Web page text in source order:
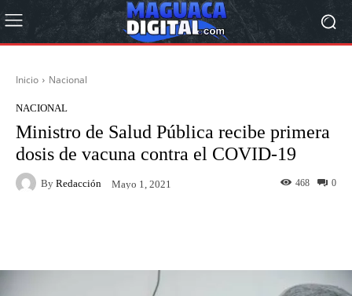
Inicio Nacional
NACIONAL
Ministro de Salud Pública recibe primera
dosis de vacuna contra el COVID-19
By Redacción Mayo 1, 2021 0
468